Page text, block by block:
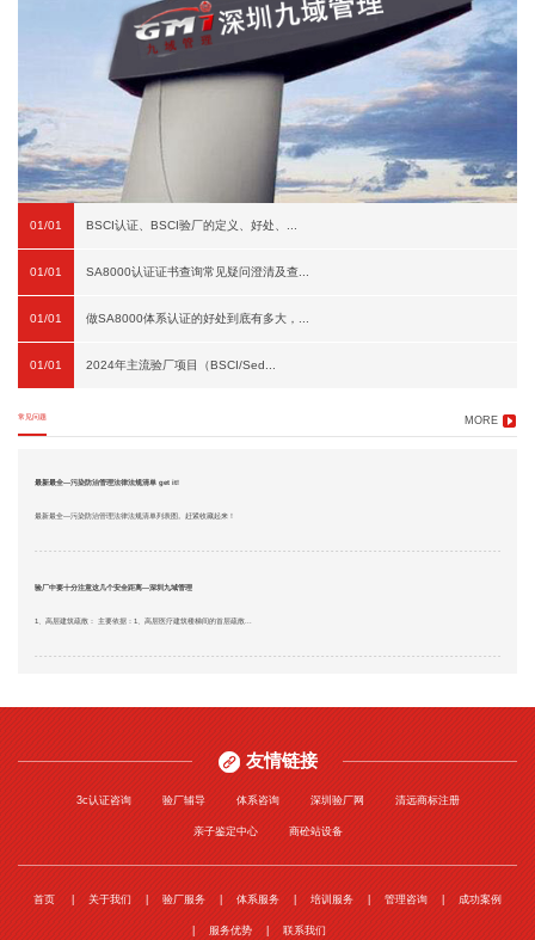
01/01 BSCI认证、BSCI验厂的定义、好处、...
01/01 SA8000认证证书查询常见疑问澄清及查...
01/01 做SA8000体系认证的好处到底有多大，...
01/01 2024年主流验厂项目（BSCI/Sed...
常见问题 MORE
最新最全—污染防治管理法律法规清单 get it!
最新最全—污染防治管理法律法规清单列表图。赶紧收藏起来！
验厂中要十分注意这几个安全距离—深圳九域管理
1、高层建筑疏散： 主要依据：1、高层医疗建筑楼梯间的首层疏散...
友情链接
3c认证咨询 验厂辅导 体系咨询 深圳验厂网 清远商标注册
亲子鉴定中心 商砼站设备
首页 关于我们 验厂服务 体系服务 培训服务 管理咨询 成功案例
服务优势 联系我们